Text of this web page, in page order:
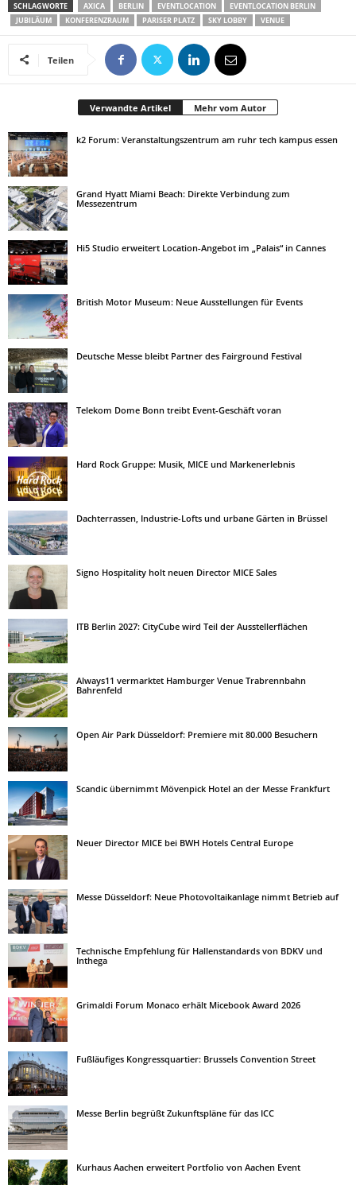
SCHLAGWORTE AXICA BERLIN EVENTLOCATION
EVENTLOCATION BERLIN
JUBILÄUM
KONFERENZRAUM PARISER PLATZ SKY LOBBY VENUE
Teilen
Verwandte Artikel Mehr vom Autor
k2 Forum: Veranstaltungszentrum am ruhr tech kampus essen
Grand Hyatt Miami Beach: Direkte Verbindung zum
Messezentrum
Hi5 Studio erweitert Location-Angebot im „Palais“ in Cannes
British Motor Museum: Neue Ausstellungen für Events
Deutsche Messe bleibt Partner des Fairground Festival
Telekom Dome Bonn treibt Event-Geschäft voran
Hard Rock Gruppe: Musik, MICE und Markenerlebnis
Dachterrassen, Industrie-Lofts und urbane Gärten in Brüssel
Signo Hospitality holt neuen Director MICE Sales
ITB Berlin 2027: CityCube wird Teil der Ausstellerflächen
Always11 vermarktet Hamburger Venue Trabrennbahn
Bahrenfeld
Open Air Park Düsseldorf: Premiere mit 80.000 Besuchern
Scandic übernimmt Mövenpick Hotel an der Messe Frankfurt
Neuer Director MICE bei BWH Hotels Central Europe
Messe Düsseldorf: Neue Photovoltaikanlage nimmt Betrieb auf
Technische Empfehlung für Hallenstandards von BDKV und
Inthega
Grimaldi Forum Monaco erhält Micebook Award 2026
Fußläufiges Kongressquartier: Brussels Convention Street
Messe Berlin begrüßt Zukunftspläne für das ICC
Kurhaus Aachen erweitert Portfolio von Aachen Event